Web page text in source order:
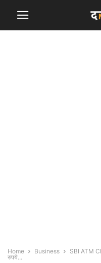
Home Business
SBI ATM
रुपये...